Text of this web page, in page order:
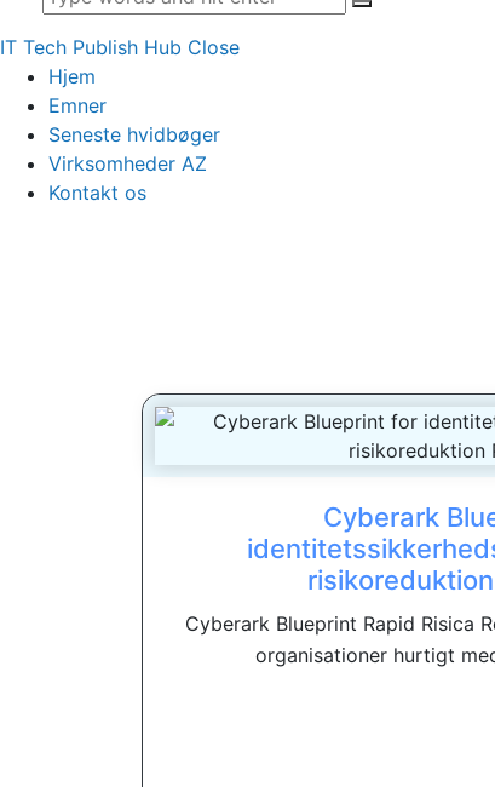
IT Tech Publish Hub Close
Hjem
Emner
Seneste hvidbøger
Virksomheder AZ
Kontakt os
Cyberark
Cyberark Blueprint Rapid Risica
organisationer hurtigt